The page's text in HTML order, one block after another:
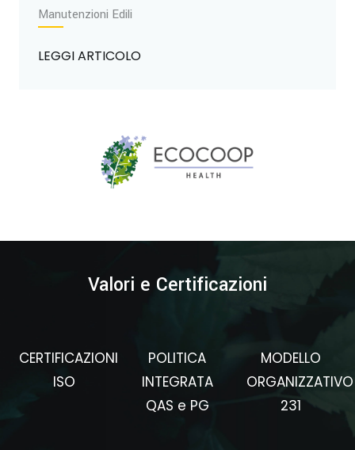
Manutenzioni Edili
LEGGI ARTICOLO
Valori e Certificazioni
CERTIFICAZIONI
ISO
POLITICA
INTEGRATA
QAS e PG
MODELLO
ORGANIZZATIVO
231